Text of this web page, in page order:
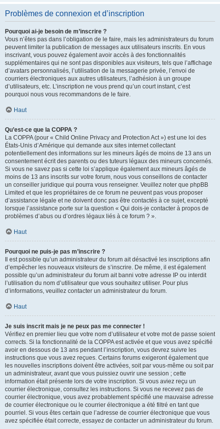
Problèmes de connexion et d’inscription
Pourquoi ai-je besoin de m’inscrire ?
Vous n’êtes pas dans l’obligation de le faire, mais les administrateurs du forum
peuvent limiter la publication de messages aux utilisateurs inscrits. En vous
inscrivant, vous pouvez également avoir accès à des fonctionnalités
supplémentaires qui ne sont pas disponibles aux visiteurs, tels que l’affichage
d’avatars personnalisés, l’utilisation de la messagerie privée, l’envoi de
courriers électroniques aux autres utilisateurs, l’adhésion à un groupe
d’utilisateurs, etc. L’inscription ne vous prend qu’un court instant, c’est
pourquoi nous vous recommandons de le faire.
Haut
Qu’est-ce que la COPPA ?
La COPPA (pour « Child Online Privacy and Protection Act ») est une loi des
États-Unis d’Amérique qui demande aux sites internet collectant
potentiellement des informations sur les mineurs âgés de moins de 13 ans un
consentement écrit des parents ou des tuteurs légaux des mineurs concernés.
Si vous ne savez pas si cette loi s’applique également aux mineurs âgés de
moins de 13 ans inscrits sur votre forum, nous vous conseillons de contacter
un conseiller juridique qui pourra vous renseigner. Veuillez noter que phpBB
Limited et que les propriétaires de ce forum ne peuvent pas vous proposer
d’assistance légale et ne doivent donc pas être contactés à ce sujet, excepté
lorsque l’assistance porte sur la question « Qui dois-je contacter à propos de
problèmes d’abus ou d’ordres légaux liés à ce forum ? ».
Haut
Pourquoi ne puis-je pas m’inscrire ?
Il est possible qu’un administrateur du forum ait désactivé les inscriptions afin
d’empêcher les nouveaux visiteurs de s’inscrire. De même, il est également
possible qu’un administrateur du forum ait banni votre adresse IP ou interdit
l’utilisation du nom d’utilisateur que vous souhaitez utiliser. Pour plus
d’informations, veuillez contacter un administrateur du forum.
Haut
Je suis inscrit mais je ne peux pas me connecter !
Vérifiez en premier lieu que votre nom d’utilisateur et votre mot de passe soient
corrects. Si la fonctionnalité de la COPPA est activée et que vous avez spécifié
avoir en dessous de 13 ans pendant l’inscription, vous devrez suivre les
instructions que vous avez reçues. Certains forums exigeront également que
les nouvelles inscriptions doivent être activées, soit par vous-même ou soit par
un administrateur, avant que vous puissiez ouvrir une session ; cette
information était présente lors de votre inscription. Si vous aviez reçu un
courrier électronique, consultez les instructions. Si vous ne recevez pas de
courrier électronique, vous avez probablement spécifié une mauvaise adresse
de courrier électronique ou le courrier électronique a été filtré en tant que
pourriel. Si vous êtes certain que l’adresse de courrier électronique que vous
avez spécifiée était correcte, essayez de contacter un administrateur du forum.